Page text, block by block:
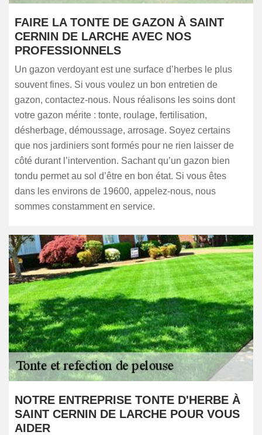
FAIRE LA TONTE DE GAZON À SAINT
CERNIN DE LARCHE AVEC NOS
PROFESSIONNELS
Un gazon verdoyant est une surface d’herbes le plus
souvent fines. Si vous voulez un bon entretien de
gazon, contactez-nous. Nous réalisons les soins dont
votre gazon mérite : tonte, roulage, fertilisation,
désherbage, démoussage, arrosage. Soyez certains
que nos jardiniers sont formés pour ne rien laisser de
côté durant l’intervention. Sachant qu’un gazon bien
tondu permet au sol d’être en bon état. Si vous êtes
dans les environs de 19600, appelez-nous, nous
sommes constamment en service.
NOTRE ENTREPRISE TONTE D'HERBE À
SAINT CERNIN DE LARCHE POUR VOUS
AIDER